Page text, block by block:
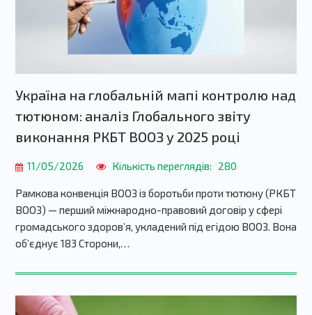
Україна на глобальній мапі контролю над
тютюном: аналіз Глобального звіту
виконання РКБТ ВООЗ у 2025 році
11/05/2026 Кількість переглядів: 280
Рамкова конвенція ВООЗ із боротьби проти тютюну (РКБТ
ВООЗ) — перший міжнародно-правовий договір у сфері
громадського здоров’я, укладений під егідою ВООЗ. Вона
об’єднує 183 Сторони,…